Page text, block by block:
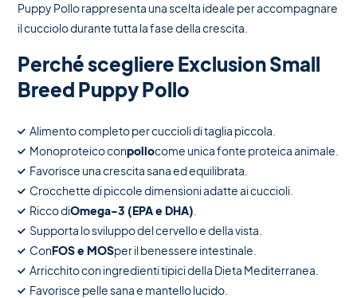
Puppy Pollo rappresenta una scelta ideale per accompagnare
il cucciolo durante tutta la fase della crescita.
Perché scegliere Exclusion Small
Breed Puppy Pollo
Alimento completo per cuccioli di taglia piccola.
Monoproteico conpollocome unica fonte proteica animale.
Favorisce una crescita sana ed equilibrata.
Crocchette di piccole dimensioni adatte ai cuccioli.
Ricco diOmega-3 (EPA e DHA)
Supporta lo sviluppo del cervello e della vista.
ConFOS e MOSper il benessere intestinale.
Arricchito con ingredienti tipici della Dieta Mediterranea.
Favorisce pelle sana e mantello lucido.